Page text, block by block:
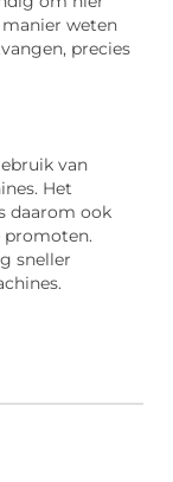
manier weten
precies
van
Het
daarom ook
promoten.
sneller